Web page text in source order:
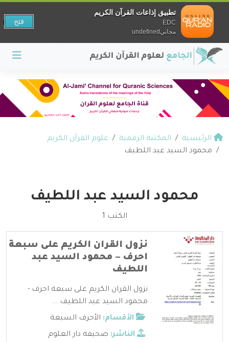
الرئيسية المكتبة الرقمية
علوم القرآن الكريم
محمود السيد عبد اللطيف
محمود السيد عبد اللطيف
الكتب 1
نزول القران الكريم على سبعة
احرف – محمود السيد عبد
اللطيف
نزول القران الكريم على سبعة احرف -
محمود السيد عبد اللطيف ...
الأقسام: الأحرف السبعة
الناشر: صحيفة دار العلوم
تطبيق إذاعات القرآن الكريم
EDC
مجانيundefined
فتح